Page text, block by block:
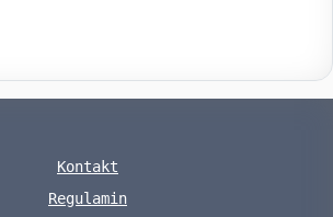
Kontakt
Regulamin